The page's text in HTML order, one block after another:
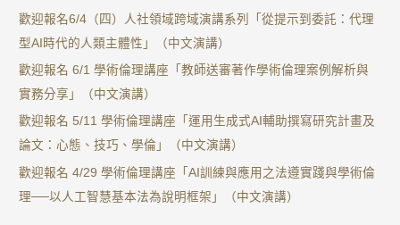
歡迎報名6/4（四）人社領域跨域演講系列「從提示到委託：代理
型AI時代的人類主體性」（中文演講）
歡迎報名 6/1 學術倫理講座「教師送審著作學術倫理案例解析與
實務分享」（中文演講）
歡迎報名 5/11 學術倫理講座「運用生成式AI輔助撰寫研究計畫及
論文：心態、技巧、學倫」（中文演講）
歡迎報名 4/29 學術倫理講座「AI訓練與應用之法遵實踐與學術倫
理──以人工智慧基本法為說明框架」（中文演講）